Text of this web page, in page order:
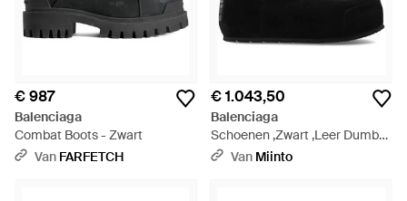
€ 987
Balenciaga
Combat Boots - Zwart
Van FARFETCH
€ 1.043,50
Balenciaga
Schoenen ,Zwart ,Leer Dumbo
Snow Boots - Zwart
Van Miinto